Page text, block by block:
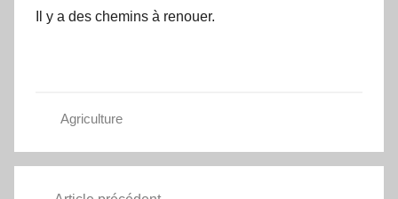
Il y a des chemins à renouer.
Agriculture